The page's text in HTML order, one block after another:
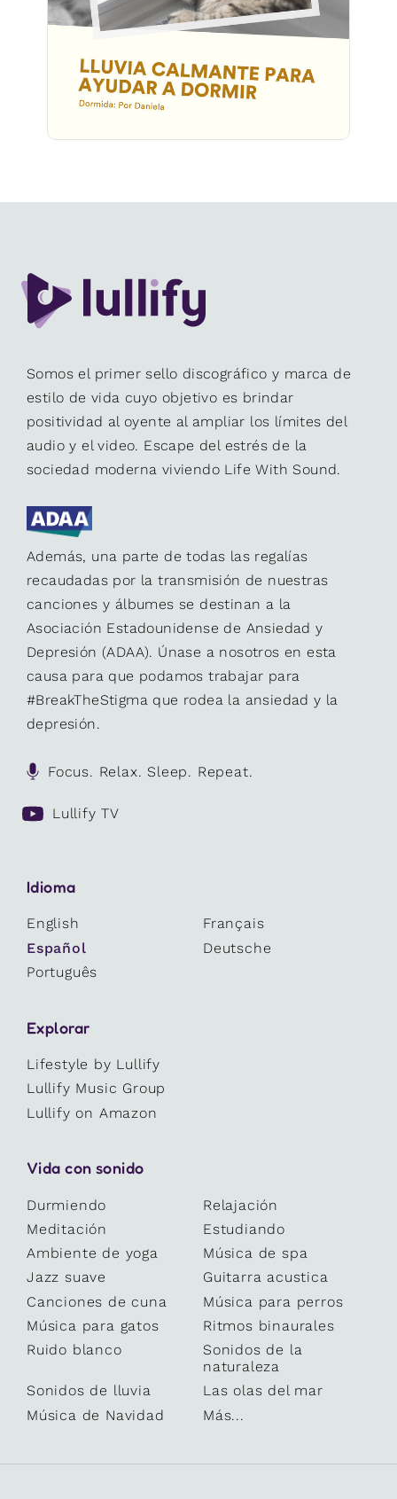
Jugar
Somos el primer sello discográfico y marca de
estilo de vida cuyo objetivo es brindar
positividad al oyente al ampliar los límites del
audio y el video. Escape del estrés de la
sociedad moderna viviendo Life With Sound.
Además, una parte de todas las regalías
recaudadas por la transmisión de nuestras
canciones y álbumes se destinan a la
Asociación Estadounidense de Ansiedad y
Depresión (ADAA). Únase a nosotros en esta
causa para que podamos trabajar para
#BreakTheStigma que rodea la ansiedad y la
depresión.
Focus. Relax. Sleep. Repeat.
Lullify TV
Idioma
English
Français
Español
Deutsche
Português
Explorar
Lifestyle by Lullify
Lullify Music Group
Lullify on Amazon
Vida con sonido
Durmiendo
Relajación
Meditación
Estudiando
Ambiente de yoga
Música de spa
Jazz suave
Guitarra acustica
Canciones de cuna
Música para perros
Música para gatos
Ritmos binaurales
Ruido blanco
Sonidos de la
naturaleza
Sonidos de lluvia
Las olas del mar
Música de Navidad
Más...